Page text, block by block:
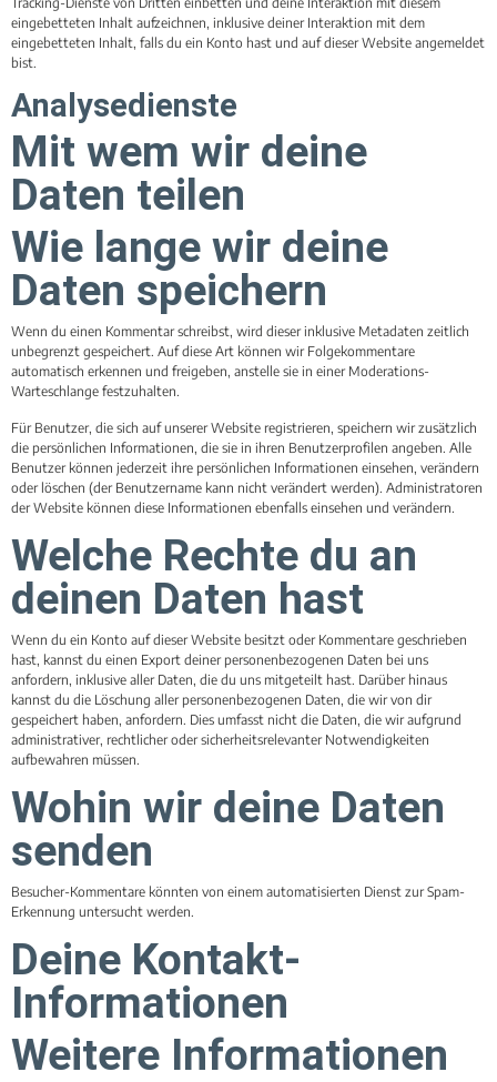
eingebetteten Inhalt aufzeichnen, inklusive deiner Interaktion mit dem
eingebetteten Inhalt, falls du ein Konto hast und auf dieser Website angemeldet
bist.
Analysedienste
Mit wem wir deine
Daten teilen
Wie lange wir deine
Daten speichern
Wenn du einen Kommentar schreibst, wird dieser inklusive Metadaten zeitlich
unbegrenzt gespeichert. Auf diese Art können wir Folgekommentare
automatisch erkennen und freigeben, anstelle sie in einer Moderations-
Warteschlange festzuhalten.
Für Benutzer, die sich auf unserer Website registrieren, speichern wir zusätzlich
die persönlichen Informationen, die sie in ihren Benutzerprofilen angeben. Alle
Benutzer können jederzeit ihre persönlichen Informationen einsehen, verändern
oder löschen (der Benutzername kann nicht verändert werden). Administratoren
der Website können diese Informationen ebenfalls einsehen und verändern.
Welche Rechte du an
deinen Daten hast
Wenn du ein Konto auf dieser Website besitzt oder Kommentare geschrieben
hast, kannst du einen Export deiner personenbezogenen Daten bei uns
anfordern, inklusive aller Daten, die du uns mitgeteilt hast. Darüber hinaus
kannst du die Löschung aller personenbezogenen Daten, die wir von dir
gespeichert haben, anfordern. Dies umfasst nicht die Daten, die wir aufgrund
administrativer, rechtlicher oder sicherheitsrelevanter Notwendigkeiten
aufbewahren müssen.
Wohin wir deine Daten
senden
Besucher-Kommentare könnten von einem automatisierten Dienst zur Spam-
Erkennung untersucht werden.
Deine Kontakt-
Informationen
Weitere Informationen